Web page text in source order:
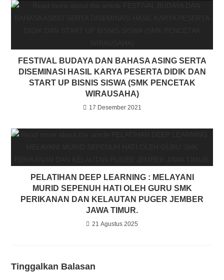
FESTIVAL BUDAYA DAN BAHASA ASING SERTA
DISEMINASI HASIL KARYA PESERTA DIDIK DAN
START UP BISNIS SISWA (SMK PENCETAK
WIRAUSAHA)
17 Desember 2021
PELATIHAN DEEP LEARNING : MELAYANI
MURID SEPENUH HATI OLEH GURU SMK
PERIKANAN DAN KELAUTAN PUGER JEMBER
JAWA TIMUR.
21 Agustus 2025
Tinggalkan Balasan